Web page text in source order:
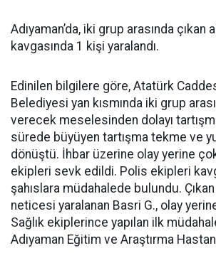
Adıyaman’da, iki grup arasında
kavgasında 1 kişi yaralandı.
Edinilen bilgilere göre, Atatürk
Belediyesi yan kısmında iki grup
verecek meselesinden dolayı
sürede büyüyen tartışma tekme ve
dönüştü. İhbar üzerine olay yerine
ekipleri sevk edildi. Polis ekipleri
şahıslara müdahalede bulundu.
neticesi yaralanan Basri G., olay
Sağlık ekiplerince yapılan ilk
Adıyaman Eğitim ve Araştırma